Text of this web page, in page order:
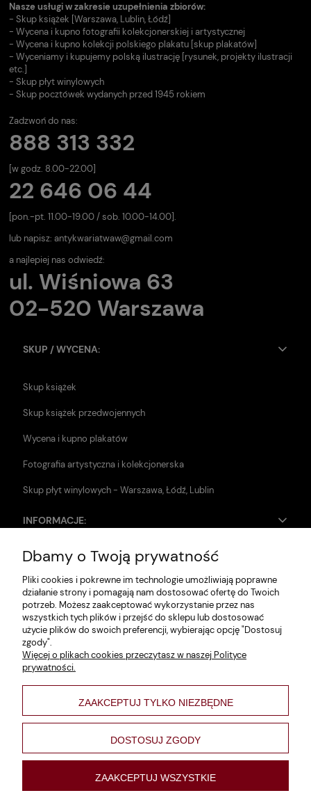
Nasze usługi w zakresie uzupełnienia zbiorów:
- Skup książek [Warszawa, Lublin, Łódź]
- Wycena i kupno fotografii kolekcjonerskiej i artystycznej
- Wycena i kupno kolekcji polskiego plakatu [skup plakatów]
- Wyceniamy i kupujemy polską ilustrację [rysunek, projekty ilustracji
etc.]
- Skup płyt winylowych
- Skup pocztówek wydanych przed 1945 rokiem
Zadzwoń do nas:
888 313 332
[w godz. 8.00-22.00]
22 646 06 44
[pon.-pt. 11.00-19.00 / sob. 10.00-14.00].
lub napisz: antykwariatwaw@gmail.com
a najlepiej nas odwiedź:
ul. Wiśniowa 63
02-520 Warszawa
SKUP / WYCENA:
Skup książek
Skup książek przedwojennych
Wycena i kupno plakatów
Fotografia artystyczna i kolekcjonerska
Skup płyt winylowych - Warszawa, Łódź, Lublin
INFORMACJE:
Zwroty i reklamacje
Dane firmy
Jak szukać?
Polityka prywatności
Regulamin
Poltyka cookies
varsaviana
Nowości
Dbamy o Twoją prywatność
Pliki cookies i pokrewne im technologie umożliwiają poprawne
działanie strony i pomagają nam dostosować ofertę do Twoich
potrzeb. Możesz zaakceptować wykorzystanie przez nas
wszystkich tych plików i przejść do sklepu lub dostosować
użycie plików do swoich preferencji, wybierając opcję "Dostosuj
zgody".
Więcej o plikach cookies przeczytasz w naszej Polityce
prywatności.
ZAAKCEPTUJ TYLKO NIEZBĘDNE
DOSTOSUJ ZGODY
ZAAKCEPTUJ WSZYSTKIE